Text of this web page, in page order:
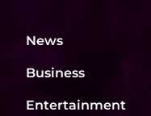
News
Business
Entertainment